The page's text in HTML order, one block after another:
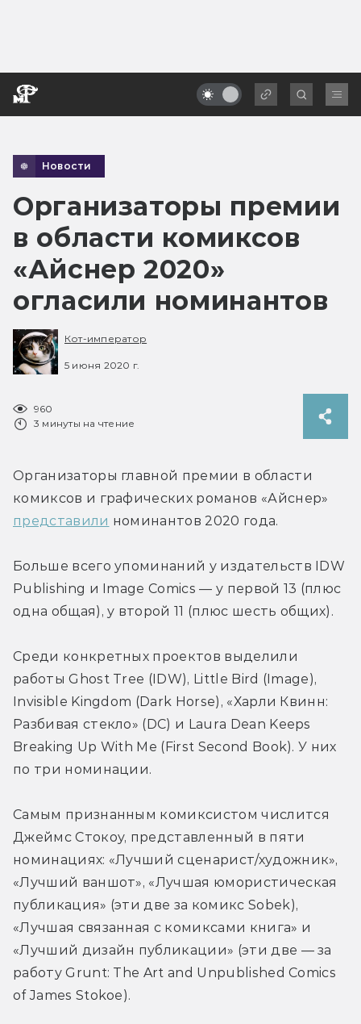
Новости
Организаторы премии
в области комиксов
«Айснер 2020»
огласили номинантов
Кот-император
5 июня 2020 г.
960
3 минуты на чтение
Организаторы главной премии в области
представили номинантов 2020 года.
Больше всего упоминаний у издательств IDW
Publishing и Image Comics — у первой 13 (плюс
одна общая), у второй 11 (плюс шесть общих).
Среди конкретных проектов выделили
работы Ghost Tree (IDW), Little Bird (Image),
Invisible Kingdom (Dark Horse), «Харли Квинн:
Разбивая стекло» (DC) и Laura Dean Keeps
Breaking Up With Me (First Second Book). У них
по три номинации.
Самым признанным комиксистом числится
Джеймс Стокоу, представленный в пяти
номинациях: «Лучший сценарист/художник»,
«Лучший ваншот», «Лучшая юмористическая
публикация» (эти две за комикс Sobek),
«Лучшая связанная с комиксами книга» и
«Лучший дизайн публикации» (эти две — за
работу Grunt: The Art and Unpublished Comics
of James Stokoe).